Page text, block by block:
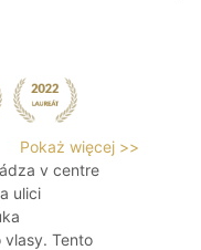
Pokaż więcej >>
v centre
ulici
vlasy. Tento